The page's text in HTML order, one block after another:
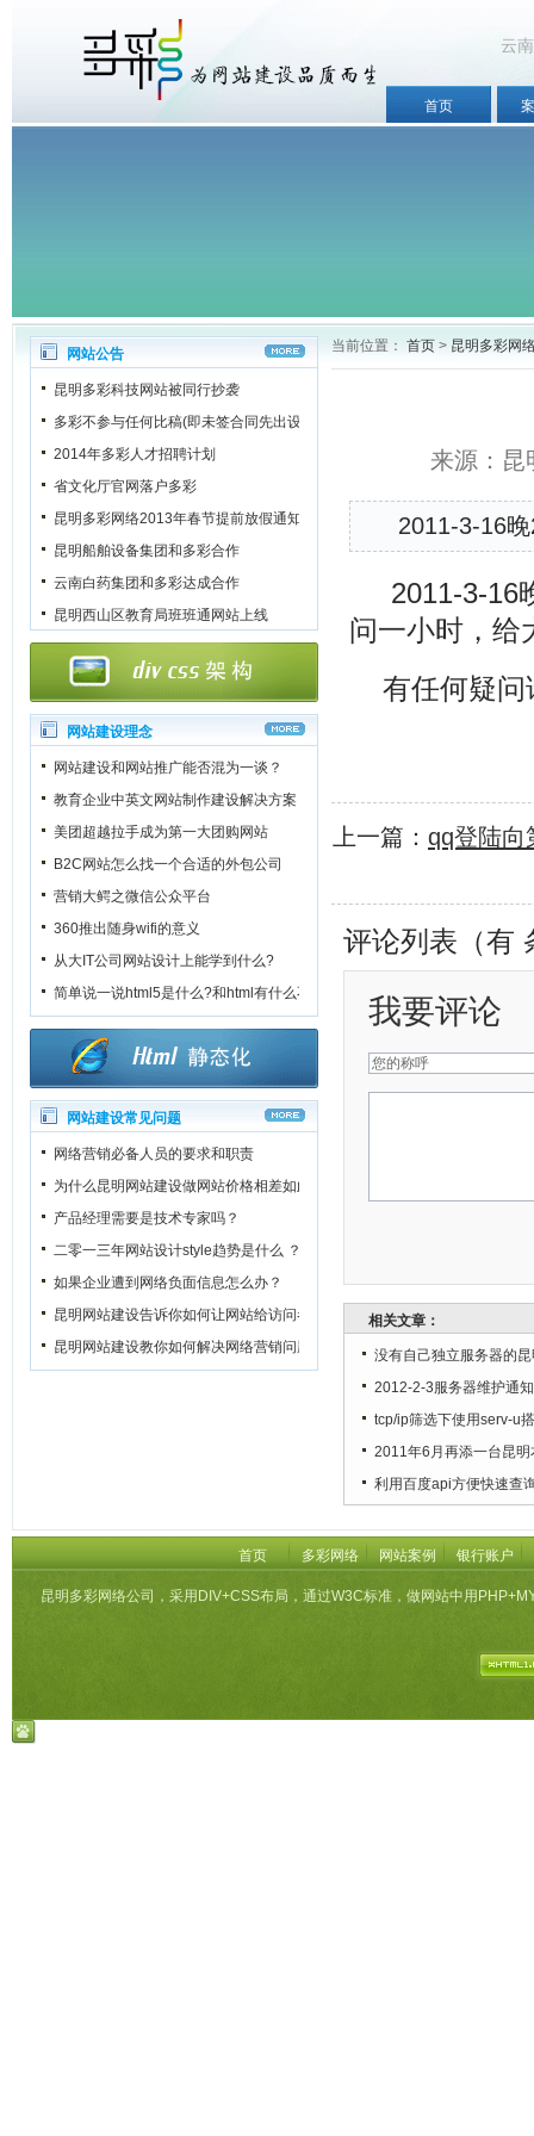
云
首页
网站公告
昆明多彩科技网站被同行抄袭
多彩不参与任何比稿(即未签合同先出设计稿)
2014年多彩人才招聘计划
省文化厅官网落户多彩
昆明多彩网络2013年春节提前放假通知
昆明船舶设备集团和多彩合作
云南白药集团和多彩达成合作
昆明西山区教育局班班通网站上线
网站建设理念
网站建设和网站推广能否混为一谈？
教育企业中英文网站制作建设解决方案
美团超越拉手成为第一大团购网站
B2C网站怎么找一个合适的外包公司
营销大鳄之微信公众平台
360推出随身wifi的意义
从大IT公司网站设计上能学到什么?
简单说一说html5是什么?和html有什么不一样?
网站建设常见问题
网络营销必备人员的要求和职责
为什么昆明网站建设做网站价格相差如此之大？
产品经理需要是技术专家吗？
二零一三年网站设计style趋势是什么 ？
如果企业遭到网络负面信息怎么办？
昆明网站建设告诉你如何让网站给访问者一个良好的第一印象
昆明网站建设教你如何解决网络营销问题
当前位置： 首页 > 昆明多彩网
来源：
2011-3-16
2011-3-16
问一小时，给
有任何疑
上一篇： qq登陆向
评论列表（有
我要评论
相关文章：
没有自己独立服务器的
2012-2-3服务器维护通知
tcp/ip筛选下使用serv-u搭
2011年6月再添一台昆明
利用百度api方便快速查
首页 多彩网络 网站案例 银行账户
昆明多彩网络公司，采用DIV+CSS布局，通过W3C标准，做网站中用